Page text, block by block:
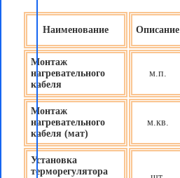
Наименование Описание
Монтаж
нагревательного
кабеля
м.п.
Монтаж
нагревательного
кабеля (мат)
м.кв.
Установка
терморегулятора